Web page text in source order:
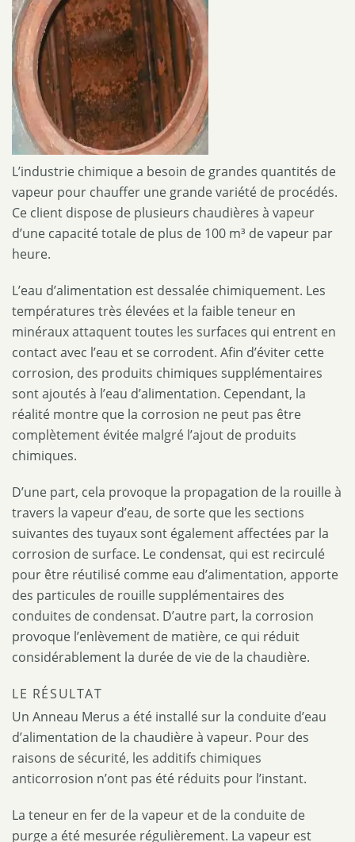
L’industrie chimique a besoin de grandes quantités de
vapeur pour chauffer une grande variété de procédés.
Ce client dispose de plusieurs chaudières à vapeur
d’une capacité totale de plus de 100 m³ de vapeur par
heure.
L’eau d’alimentation est dessalée chimiquement. Les
températures très élevées et la faible teneur en
minéraux attaquent toutes les surfaces qui entrent en
contact avec l’eau et se corrodent. Afin d’éviter cette
corrosion, des produits chimiques supplémentaires
sont ajoutés à l’eau d’alimentation. Cependant, la
réalité montre que la corrosion ne peut pas être
complètement évitée malgré l’ajout de produits
chimiques.
D’une part, cela provoque la propagation de la rouille à
travers la vapeur d’eau, de sorte que les sections
suivantes des tuyaux sont également affectées par la
corrosion de surface. Le condensat, qui est recirculé
pour être réutilisé comme eau d’alimentation, apporte
des particules de rouille supplémentaires des
conduites de condensat. D’autre part, la corrosion
provoque l’enlèvement de matière, ce qui réduit
considérablement la durée de vie de la chaudière.
LE RÉSULTAT
Un Anneau Merus a été installé sur la conduite d’eau
d’alimentation de la chaudière à vapeur. Pour des
raisons de sécurité, les additifs chimiques
anticorrosion n’ont pas été réduits pour l’instant.
La teneur en fer de la vapeur et de la conduite de
purge a été mesurée régulièrement. La vapeur est